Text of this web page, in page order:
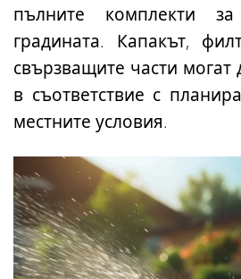
пълните комплекти
градината. Капакът,
свързващите части могат
в съответствие с
местните условия.